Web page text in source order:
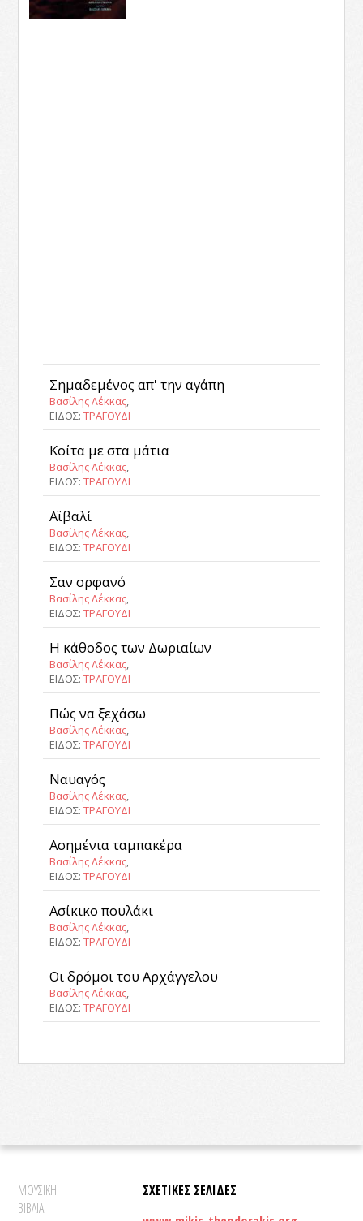
Σημαδεμένος απ' την αγάπη
Βασίλης Λέκκας,
ΕΙΔΟΣ:ΤΡΑΓΟΥΔΙ
Κοίτα με στα μάτια
Βασίλης Λέκκας,
ΕΙΔΟΣ:ΤΡΑΓΟΥΔΙ
Αϊβαλί
Βασίλης Λέκκας,
ΕΙΔΟΣ:ΤΡΑΓΟΥΔΙ
Σαν ορφανό
Βασίλης Λέκκας,
ΕΙΔΟΣ:ΤΡΑΓΟΥΔΙ
Η κάθοδος των Δωριαίων
Βασίλης Λέκκας,
ΕΙΔΟΣ:ΤΡΑΓΟΥΔΙ
Πώς να ξεχάσω
Βασίλης Λέκκας,
ΕΙΔΟΣ:ΤΡΑΓΟΥΔΙ
Ναυαγός
Βασίλης Λέκκας,
ΕΙΔΟΣ:ΤΡΑΓΟΥΔΙ
Ασημένια ταμπακέρα
Βασίλης Λέκκας,
ΕΙΔΟΣ:ΤΡΑΓΟΥΔΙ
Ασίκικο πουλάκι
Βασίλης Λέκκας,
ΕΙΔΟΣ:ΤΡΑΓΟΥΔΙ
Οι δρόμοι του Αρχάγγελου
Βασίλης Λέκκας,
ΕΙΔΟΣ:ΤΡΑΓΟΥΔΙ
ΜΟΥΣΙΚΗ
ΒΙΒΛΙΑ
ΣΧΕΤΙΚΕΣ ΣΕΛΙΔΕΣ